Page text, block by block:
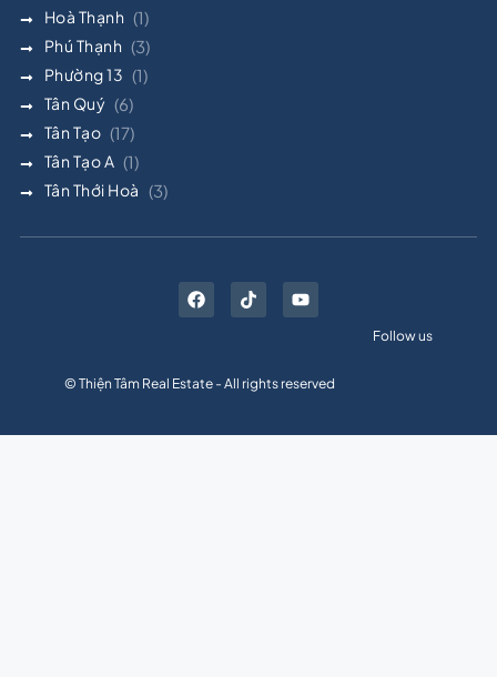
Hoà Thạnh (1)
Phú Thạnh (3)
Phường 13 (1)
Tân Quý (6)
Tân Tạo (17)
Tân Tạo A (1)
Tân Thới Hoà (3)
© Thiện Tâm Real Estate - All rights reserved
Follow us